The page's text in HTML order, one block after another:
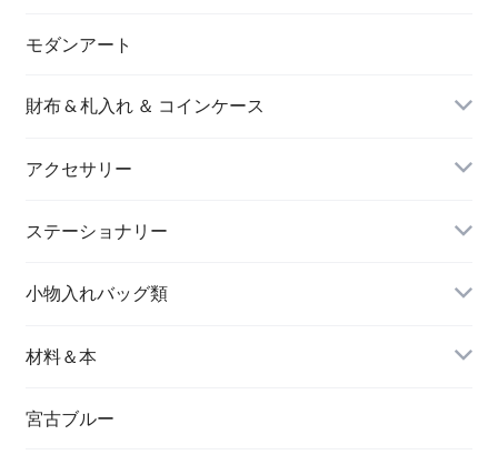
モダンアート
財布 & 札入れ ＆ コインケース
長財布
アクセサリー
イヤリング＆ピアス
バングル＆ブレスレット
ペンダント
ステーショナリー
名刺入れ
小物入れバッグ類
バッグ
材料＆本
宮古ブルー